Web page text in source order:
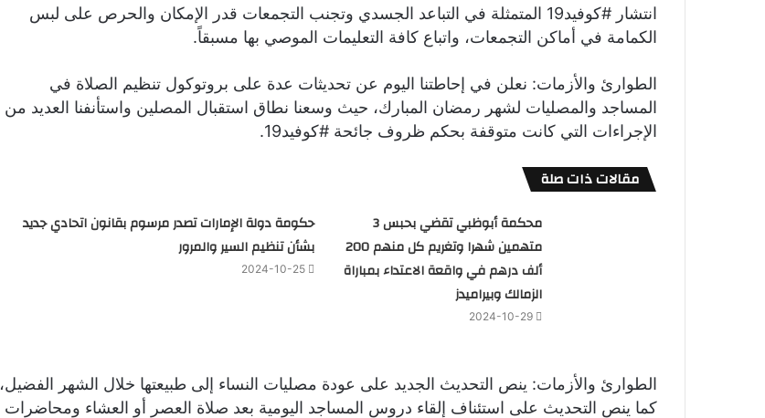
انتشار ‎#كوفيد19 المتمثلة في التباعد الجسدي وتجنب التجمعات قدر الإمكان والحرص على لبس
الكمامة في أماكن التجمعات، واتباع كافة التعليمات الموصي بها مسبقاً.
‏‎الطوارئ والأزمات: نعلن في إحاطتنا اليوم عن تحديثات عدة على بروتوكول تنظيم الصلاة في
المساجد والمصليات لشهر رمضان المبارك، حيث وسعنا نطاق استقبال المصلين واستأنفنا العديد من
الإجراءات التي كانت متوقفة بحكم ظروف جائحة ‎#كوفيد19.
مقالات ذات صلة
محكمة أبوظبي تقضي بحبس 3
متهمين شهرا وتغريم كل منهم 200
ألف درهم في واقعة الاعتداء بمباراة
الزمالك وبيراميدز
2024-10-29
حكومة دولة الإمارات تصدر مرسوم بقانون اتحادي جديد
بشأن تنظيم السير والمرور
2024-10-25
‏‎الطوارئ والأزمات: ينص التحديث الجديد على عودة مصليات النساء إلى طبيعتها خلال الشهر الفضيل،
كما ينص التحديث على استئناف إلقاء دروس المساجد اليومية بعد صلاة العصر أو العشاء ومحاضرات